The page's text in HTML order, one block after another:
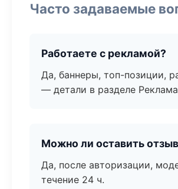
Часто задаваемые
Работаете с рекламой?
Да, баннеры, топ-позиции,
— детали в разделе
Можно ли оставить
Да, после авторизации,
течение 24 ч.